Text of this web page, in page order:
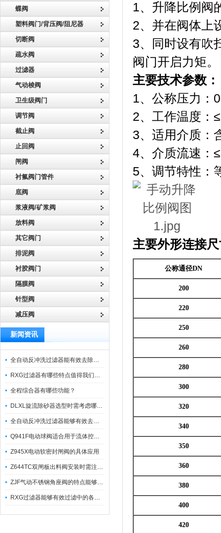
蝶阀
塑料阀门/背压阀/阻尼器
切断阀
疏水阀
过滤器
气动梭阀
卫生级阀门
调节阀
截止阀
止回阀
闸阀
衬氟阀门管件
底阀
浆液阀/矿浆阀
放料阀
其它阀门
排泥阀
衬胶阀门
隔膜阀
针型阀
减压阀
新闻资讯
全自动反冲洗过滤器能有效去除过滤介质上的杂质
RXG过滤器有哪些特点值得我们选择？
全程综合器有哪些功能？
DLXL旋流除砂器选型时需考虑哪些因素？
全自动反冲洗过滤器能够有效去除不同粒径的固体杂
Q941F电动球阀适合用于流体控制需要迅速反应的场合
Z945X电动软密封闸阀的具体应用
Z644TC双闸板出料阀安装时需注意哪些事项？
ZJF气动不锈钢角座阀的特点能够稳定地控制介质流量
RXG过滤器能够有效过滤中的各种杂质
1、升降比例阀
2、并在阀体上
3、同时设有吹
阀门开启力矩。
主要技术参数：
1、公称压力：
2、工作温度：
3、适用介质：
4、介质流速：
5、调节特性：
主要外形连接
公称通径DN
200
220
250
260
280
300
320
340
350
360
380
400
420